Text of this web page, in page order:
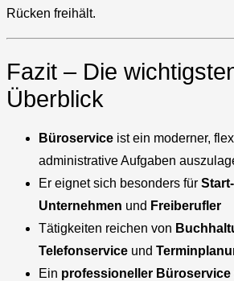
Rücken freihält.
Fazit – Die
Überblick
Büroservice ist ein moderner,
administrative Aufgaben
Er eignet sich besonders für
Unternehmen und Freiberufler
Tätigkeiten reichen von
Telefonservice und
Ein professioneller Büroservice